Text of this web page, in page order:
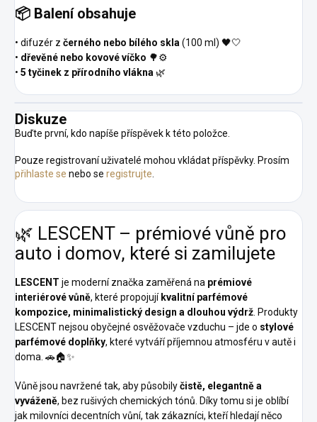
📦 Balení obsahuje
• difuzér z černého nebo bílého skla(100 ml) 🖤🤍
• dřevěné nebo kovové víčko 🌳⚙️
• 5 tyčinek z přírodního vlákna🌿
Diskuze
Buďte první, kdo napíše příspěvek k této položce.
Pouze registrovaní uživatelé mohou vkládat příspěvky. Prosím
přihlaste se nebo se registrujte.
🌿 LESCENT – prémiové vůně pro
auto i domov, které si zamilujete
LESCENT je moderní značka zaměřená na prémiové
interiérové vůně, které propojují kvalitní parfémové
kompozice, minimalistický design a dlouhou výdrž. Produkty
LESCENT nejsou obyčejné osvěžovače vzduchu – jde o stylové
parfémové doplňky, které vytváří příjemnou atmosféru v autě i
doma. 🚗🏠✨
Vůně jsou navržené tak, aby působilyčistě, elegantně a
vyváženě, bez rušivých chemických tónů. Díky tomu si je oblíbí
jak milovníci decentních vůní, tak zákazníci, kteří hledají něco